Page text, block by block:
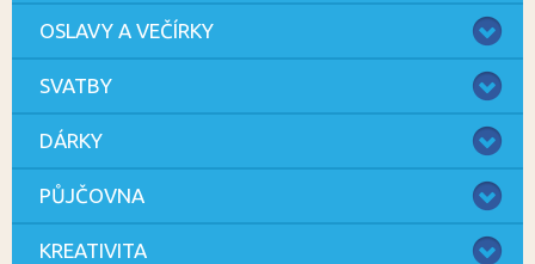
OSLAVY A VEČÍRKY
SVATBY
DÁRKY
PŮJČOVNA
KREATIVITA